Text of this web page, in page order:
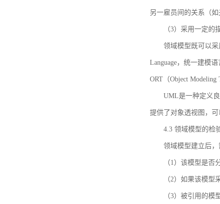
另一雇员间的关系（
（3）采用一定
领域模型既可以
Language，统一建模
ORT（Object
UML是一种定义
提供了对象透视图，
4.3 领域模型的检
领域模型建立后
（1）该模型是
（2）如果该模
（3）被引用的模